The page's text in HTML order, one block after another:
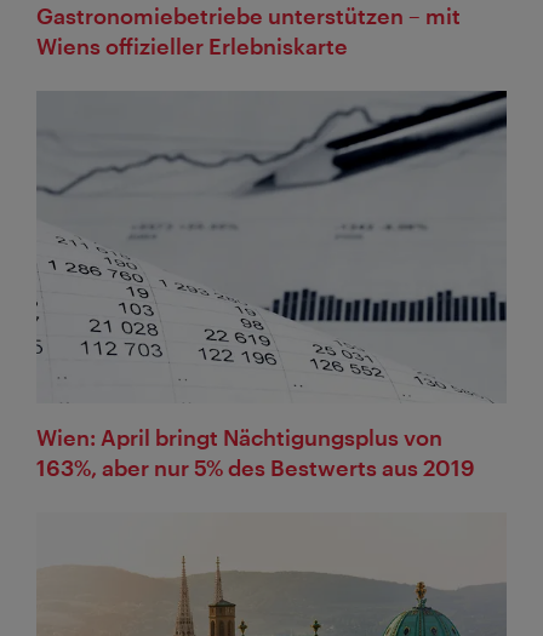
Gastronomiebetriebe unterstützen – mit
Wiens offizieller Erlebniskarte
Wien: April bringt Nächtigungsplus von
163%, aber nur 5% des Bestwerts aus 2019